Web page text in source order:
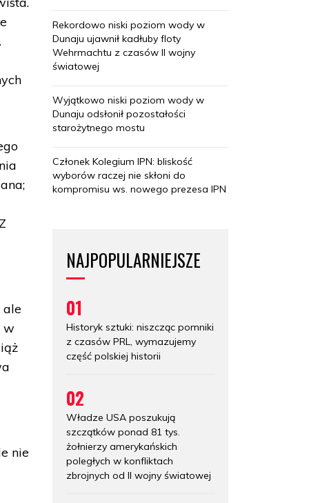
ale
w
nie
Rekordowo niski poziom wody w
Dunaju ujawnił kadłuby floty
Wehrmachtu z czasów II wojny
światowej
Wyjątkowo niski poziom wody w
Dunaju odsłonił pozostałości
starożytnego mostu
Członek Kolegium IPN: bliskość
wyborów raczej nie skłoni do
kompromisu ws. nowego prezesa IPN
NAJPOPULARNIEJSZE
01
Historyk sztuki: niszcząc pomniki
z czasów PRL, wymazujemy
część polskiej historii
02
Władze USA poszukują
szczątków ponad 81 tys.
żołnierzy amerykańskich
poległych w konfliktach
zbrojnych od II wojny światowej